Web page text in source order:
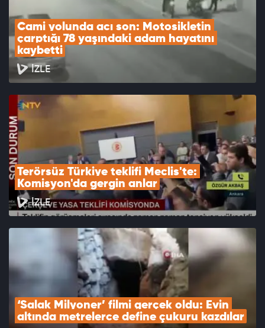
Cami yolunda acı son: Motosikletin
çarptığı 78 yaşındaki adam hayatını
kaybetti
İZLE
Terörsüz Türkiye teklifi Meclis'te:
Komisyon'da gergin anlar
İZLE
‘Salak Milyoner’ filmi gerçek oldu: Evin
altında metrelerce define çukuru kazdılar